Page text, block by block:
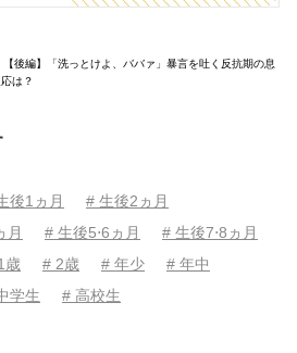
は？
後1ヵ月
# 生後2ヵ月
月 # 生後5⋅6ヵ月
# 生後7⋅8ヵ月
歳 # 2歳 # 年少
# 年中
学生 # 高校生